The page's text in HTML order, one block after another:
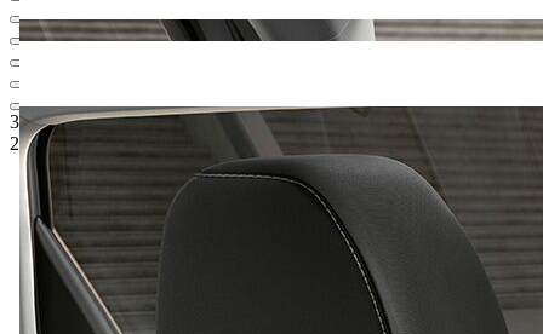
31.864,-‍ €1Odporúčaná maloobchodná cena
29.990,-‍ €
5